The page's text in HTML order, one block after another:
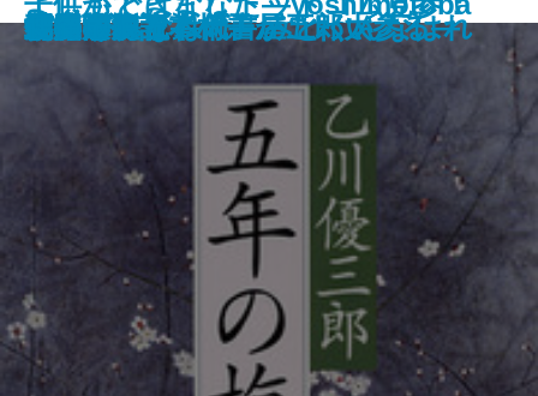
第二阿房列車
―yoshimotobanana.com―
て妊娠!?―yoshimotobanana.co
m2―
nana.com3―
峠〔上〕
峠〔中〕
峠〔下〕
パラダイス・サーティー〔上〕
パラダイス・サーティー〔下〕
長崎ぶらぶら節
五年の梅
春風ぞ吹く―代書屋五郎太参る―
剣客商売読本
北の海〔上〕
北の海〔下〕
やってみなはれ みとくんなはれ
仁淀川
サマータイム
博多学
腰痛放浪記 椅子がこわい